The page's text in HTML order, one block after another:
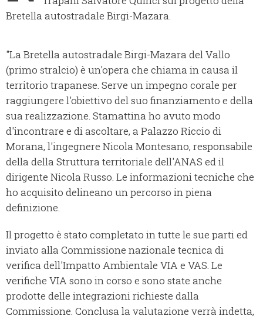
Bretella autostradale Birgi-Mazara.
"La Bretella autostradale Birgi-Mazara del Vallo
(primo stralcio) è un'opera che chiama in causa il
territorio trapanese. Serve un impegno corale per
raggiungere l'obiettivo del suo finanziamento e della
sua realizzazione. Stamattina ho avuto modo
d'incontrare e di ascoltare, a Palazzo Riccio di
Morana, l'ingegnere Nicola Montesano, responsabile
della della Struttura territoriale dell'ANAS ed il
dirigente Nicola Russo. Le informazioni tecniche che
ho acquisito delineano un percorso in piena
definizione.
Il progetto è stato completato in tutte le sue parti ed
inviato alla Commissione nazionale tecnica di
verifica dell'Impatto Ambientale VIA e VAS. Le
verifiche VIA sono in corso e sono state anche
prodotte delle integrazioni richieste dalla
Commissione. Conclusa la valutazione verrà indetta,